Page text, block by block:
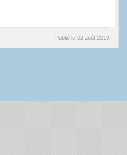
Publié le 02 août 2019